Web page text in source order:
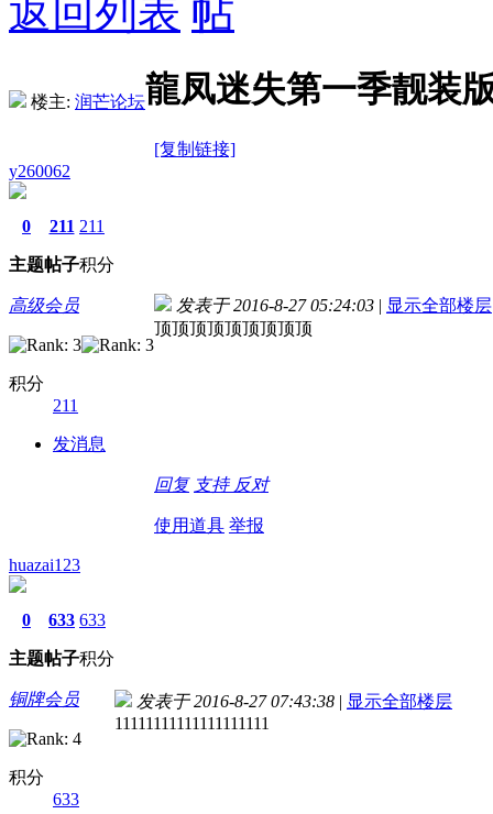
返回列表
楼主: 润芒论坛龍凤迷失第一季靓装
[复制链接]
y260062
0
主题
211
帖子
211
积分
高级会员
积分
211
发消息
发表于 2016-8-27 05:24:03 | 显示全部楼层
顶顶顶顶顶顶顶顶顶
回复 支持 反对
使用道具 举报
huazai123
0
主题
633
帖子
633
积分
铜牌会员
积分
633
发表于 2016-8-27 07:43:38 | 显示全部楼层
11111111111111111111